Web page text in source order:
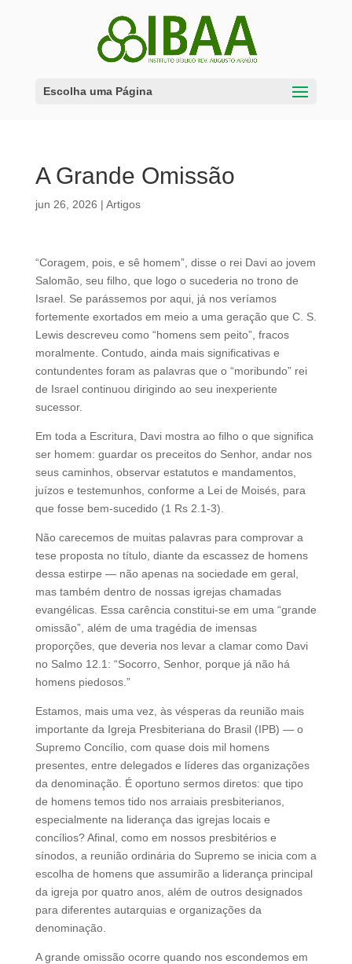
Escolha uma Página
A Grande Omissão
jun 26, 2026 | Artigos
“Coragem, pois, e sê homem”, disse o rei Davi ao jovem
Salomão, seu filho, que logo o sucederia no trono de
Israel. Se parássemos por aqui, já nos veríamos
fortemente exortados em meio a uma geração que C. S.
Lewis descreveu como “homens sem peito”, fracos
moralmente. Contudo, ainda mais significativas e
contundentes foram as palavras que o “moribundo” rei
de Israel continuou dirigindo ao seu inexperiente
sucessor.
Em toda a Escritura, Davi mostra ao filho o que significa
ser homem: guardar os preceitos do Senhor, andar nos
seus caminhos, observar estatutos e mandamentos,
juízos e testemunhos, conforme a Lei de Moisés, para
que fosse bem-sucedido (1 Rs 2.1-3).
Não carecemos de muitas palavras para comprovar a
tese proposta no título, diante da escassez de homens
dessa estirpe — não apenas na sociedade em geral,
mas também dentro de nossas igrejas chamadas
evangélicas. Essa carência constitui-se em uma “grande
omissão”, além de uma tragédia de imensas
proporções, que deveria nos levar a clamar como Davi
no Salmo 12.1: “Socorro, Senhor, porque já não há
homens piedosos.”
Estamos, mais uma vez, às vésperas da reunião mais
importante da Igreja Presbiteriana do Brasil (IPB) — o
Supremo Concílio, com quase dois mil homens
presentes, entre delegados e líderes das organizações
da denominação. É oportuno sermos diretos: que tipo
de homens temos tido nos arraiais presbiterianos,
especialmente na liderança das igrejas locais e
concílios? Afinal, como em nossos presbitérios e
sínodos, a reunião ordinária do Supremo se inicia com a
escolha de homens que assumirão a liderança principal
da igreja por quatro anos, além de outros designados
para diferentes autarquias e organizações da
denominação.
A grande omissão ocorre quando nos escondemos em